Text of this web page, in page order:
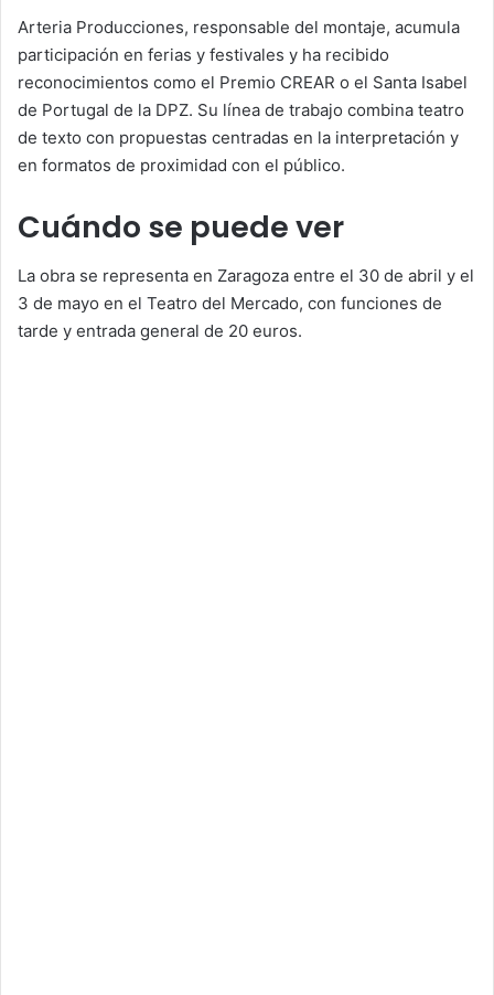
Arteria Producciones, responsable del montaje, acumula
participación en ferias y festivales y ha recibido
reconocimientos como el Premio CREAR o el Santa Isabel
de Portugal de la DPZ. Su línea de trabajo combina teatro
de texto con propuestas centradas en la interpretación y
en formatos de proximidad con el público.
Cuándo se puede ver
La obra se representa en Zaragoza entre el 30 de abril y el
3 de mayo en el Teatro del Mercado, con funciones de
tarde y entrada general de 20 euros.